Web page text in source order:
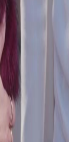
NetShort | All Rights